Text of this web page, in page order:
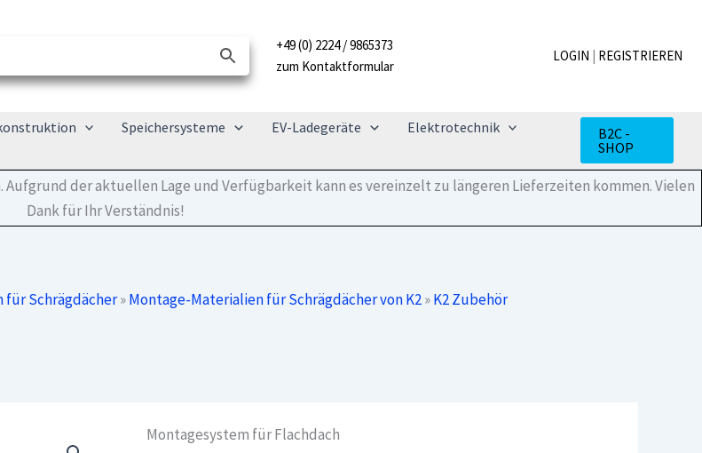
+49 (0) 2224 / 9865373
zum Kontaktformular
LOGIN | REGISTRIEREN
Speichersysteme EV-Ladegeräte
Elektrotechnik
B2C -
SHOP
der aktuellen Lage und Verfügbarkeit kann es vereinzelt zu längeren Lieferzeiten kommen. Vielen
Dank für Ihr Verständnis!
für Schrägdächer»Montage-Materialien für Schrägdächer von K2»K2 Zubehör
Montagesystem für Flachdach